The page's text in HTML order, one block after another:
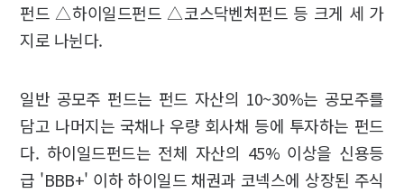
펀드 △하이일드펀드 △코스닥벤처펀드 등 크게 세 가
지로 나뉜다.
일반 공모주 펀드는 펀드 자산의 10~30%는 공모주를
담고 나머지는 국채나 우량 회사채 등에 투자하는 펀드
다. 하이일드펀드는 전체 자산의 45% 이상을 신용등
급 'BBB+' 이하 하이일드 채권과 코넥스에 상장된 주식